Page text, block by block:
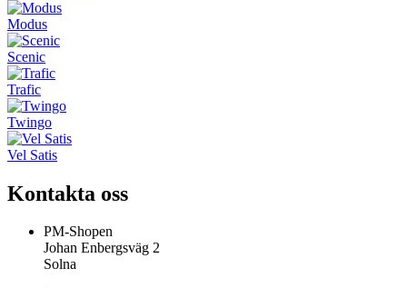
Modus
Scenic
Trafic
Twingo
Vel Satis
Kontakta oss
PM-Shopen
Johan Enbergsväg 2
Solna